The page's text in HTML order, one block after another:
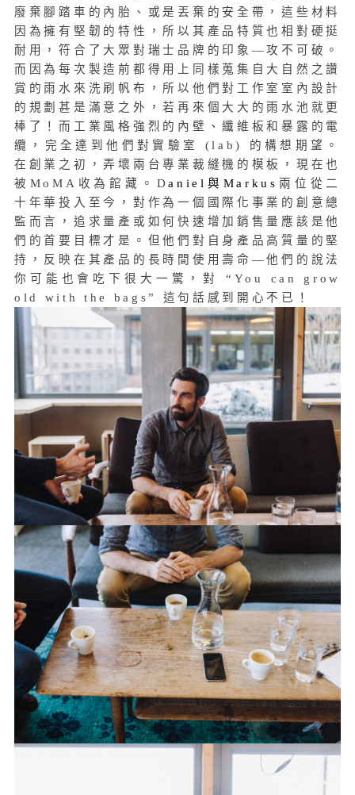
廢棄腳踏車的內胎、或是丟棄的安全帶，這些材料
因為擁有堅韌的特性，所以其產品特質也相對硬挺
耐用，符合了大眾對瑞士品牌的印象—攻不可破。
而因為每次製造前都得用上同樣蒐集自大自然之讚
賞的雨水來洗刷帆布，所以他們對工作室室內設計
的規劃甚是滿意之外，若再來個大大的雨水池就更
棒了！而工業風格強烈的內壁、纖維板和暴露的電
纜，完全達到他們對實驗室 (lab) 的構想期望。
在創業之初，弄壞兩台專業裁縫機的模板，現在也
被MoMA收為館藏。Daniel與Markus 兩位從二
十年華投入至今，對作為一個國際化事業的創意總
監而言，追求量產或如何快速增加銷售量應該是他
們的首要目標才是。但他們對自身產品高質量的堅
持，反映在其產品的長時間使用壽命—他們的說法
你可能也會吃下很大一驚，對 “You can grow
old with the bags” 這句話感到開心不已！